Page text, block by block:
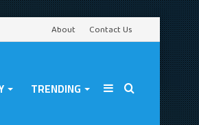
About Contact Us
TRENDING Search
Sidebar